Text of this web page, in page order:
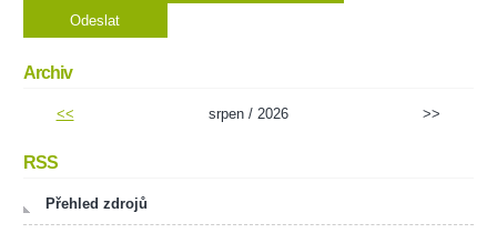
Archiv
<< srpen / 2026 >>
RSS
Přehled zdrojů